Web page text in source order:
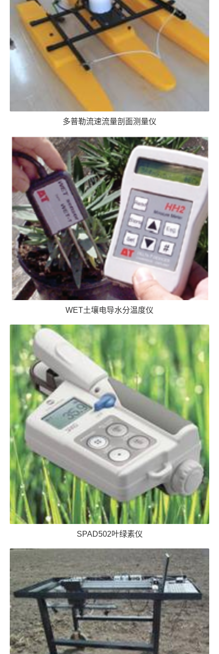
多普勒流速流量剖面测量仪
WET土壤电导水分温度仪
SPAD502叶绿素仪